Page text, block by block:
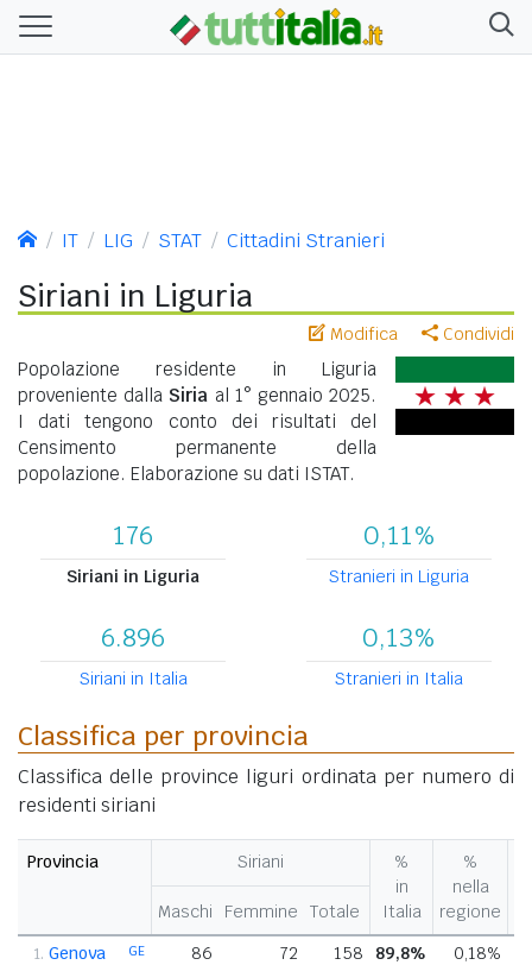
IT LIG STAT Cittadini Stranieri
Siriani in Liguria
Modifica Condividi
Popolazione residente in Liguria
proveniente dalla Siria al 1° gennaio 2025.
I dati tengono conto dei risultati del
Censimento permanente della
popolazione. Elaborazione su dati ISTAT.
176
Siriani in Liguria
0,11%
Stranieri in Liguria
6.896
Siriani in Italia
0,13%
Stranieri in Italia
Classifica per provincia
Classifica delle province liguri ordinata per numero di
residenti siriani
Provincia Siriani
%
in
Italia
%
nella
regione
Maschi Femmine Totale
1. GE
Genova 86 72 158 89,8% 0,18%